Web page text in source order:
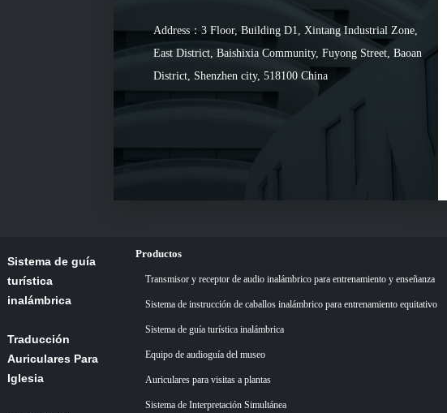
Sistema de guía
turística
inalámbrica
Traducción
Auriculares Para
Iglesia
Productos
Transmisor y receptor de audio inalámbrico para entrenamiento y enseñanza
Sistema de instrucción de caballos inalámbrico para entrenamiento equitativo
Sistema de guía turística inalámbrica
Equipo de audioguía del museo
Auriculares para visitas a plantas
Sistema de Interpretación Simultánea
Address：3 Floor, Building D1, Xintang Industrial Zone,
East District, Baishixia Community, Fuyong Street, Baoan
District, Shenzhen city, 518100 China